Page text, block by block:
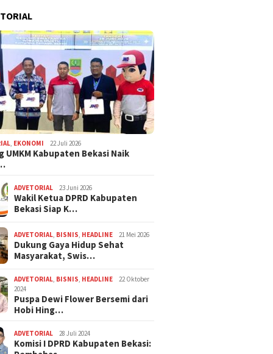
Kerja Hingga
di Ranjang?
Mitos Tramadol
8 Juni 2026
Pengedar Tramadol di
Cikarang Utara Ditangkap,
Barang Bukti
Disembunyikan di Dalam
Bantal
EKONOMI 22 Juli 2026
UMKM Kabupaten Bekasi Naik
ADVETORIAL 23 Juni 2026
Wakil Ketua DPRD Kabupaten
Bekasi Siap K…
ADVETORIAL BISNIS HEADLINE 21 Mei 2026
Dukung Gaya Hidup Sehat
Masyarakat, Swis…
ADVETORIAL BISNIS HEADLINE
22 Oktober
2024
Puspa Dewi Flower Bersemi dari
Hobi Hing…
ADVETORIAL 28 Juli 2024
Komisi I DPRD Kabupaten Bekasi: